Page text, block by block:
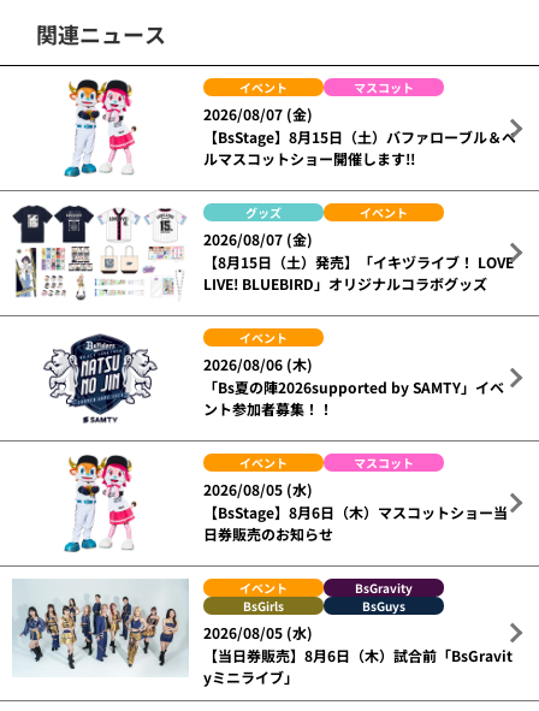
関連ニュース
イベント マスコット
2026/08/07 (金)
【BsStage】8月15日（土）バファローブル＆ベ
ルマスコットショー開催します!!
グッズ イベント
2026/08/07 (金)
【8月15日（土）発売】「イキヅライブ！ LOVE
LIVE! BLUEBIRD」オリジナルコラボグッズ
イベント
2026/08/06 (木)
「Bs夏の陣2026supported by SAMTY」イベ
ント参加者募集！！
イベント マスコット
2026/08/05 (水)
【BsStage】8月6日（木）マスコットショー当
日券販売のお知らせ
イベント
BsGravity
BsGirls
BsGuys
2026/08/05 (水)
【当日券販売】8月6日（木）試合前「BsGravit
yミニライブ」